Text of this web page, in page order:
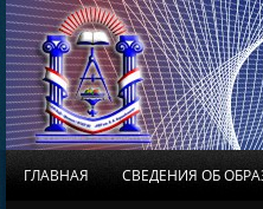
ГЛАВНАЯ СВЕДЕНИЯ ОБ